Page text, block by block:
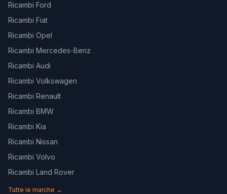
Ricambi Ford
Ricambi Fiat
Ricambi Opel
Ricambi Mercedes-Benz
Ricambi Audi
Ricambi Volkswagen
Ricambi Renault
Ricambi BMW
Ricambi Kia
Ricambi Nissan
Ricambi Volvo
Ricambi Land Rover
Tutte le marche →